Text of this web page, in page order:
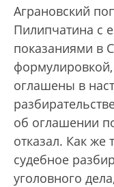
Аграновский
Пилипчатина с
показаниями в
оглашены в
об оглашении
отказал. Как же
судебное
уголовного